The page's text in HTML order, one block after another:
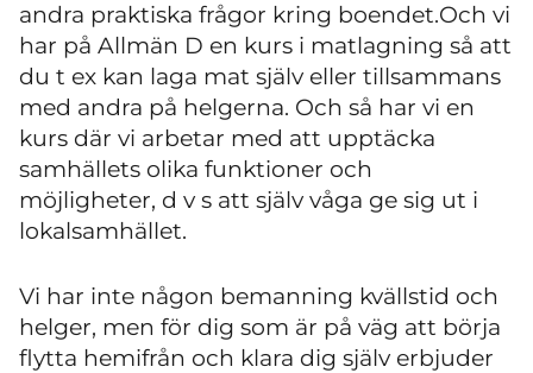
andra praktiska frågor kring boendet.Och vi
har på Allmän D en kurs i matlagning så att
du t ex kan laga mat själv eller tillsammans
med andra på helgerna. Och så har vi en
kurs där vi arbetar med att upptäcka
samhällets olika funktioner och
möjligheter, d v s att själv våga ge sig ut i
lokalsamhället.
Vi har inte någon bemanning kvällstid och
helger, men för dig som är på väg att börja
flytta hemifrån och klara dig själv erbjuder